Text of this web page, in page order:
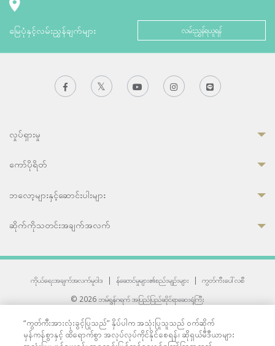
မြေပုံနှင့်လမ်းညွှန်ချက်များ လမ်းညွှန်ရယူရန်
လှုပ်ရှားမှု
ကော်ပိုရိတ်
ဘလော့များနှင့်ဆောင်းပါးများ
ဆိုက်ကိုသတင်းအချက်အလက်
ကိုယ်ရေးအချက်အလက်မူဝါဒ | န်ဆောင်မှုများ၏စည်းမျဉ်းများ |
ကွတ်ကီးပေါ်လစီ
© 2026 ဘမ်ရွန်ဂရက် အပြည်ပြည်ဆိုင်ရာဆေးရုံကြီး
33 Sukhumvit 3, Wattana, Bangkok 10110 Thailand.
All rights reserved.
“ကွတ်ကီးအားလုံးခွင့်ပြုသည်” နှိပ်ပါက အသုံးပြုသူသည် ဝက်ဆိုက်
မှန်ကန်စွာနှင့် ထိရောက်စွာ အလုပ်လုပ်ကိုင်နိုင်စေရန်၊ ဆိုရှယ်မီဒီယာများ